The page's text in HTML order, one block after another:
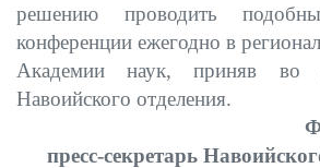
решению проводить
конференции ежегодно в
Академии наук, приняв во
Навоийского отделения.
пресс-секретарь